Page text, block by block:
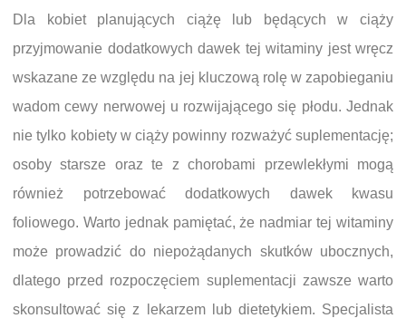
Dla kobiet planujących ciążę lub będących w ciąży
przyjmowanie dodatkowych dawek tej witaminy jest wręcz
wskazane ze względu na jej kluczową rolę w zapobieganiu
wadom cewy nerwowej u rozwijającego się płodu. Jednak
nie tylko kobiety w ciąży powinny rozważyć suplementację;
osoby starsze oraz te z chorobami przewlekłymi mogą
również potrzebować dodatkowych dawek kwasu
foliowego. Warto jednak pamiętać, że nadmiar tej witaminy
może prowadzić do niepożądanych skutków ubocznych,
dlatego przed rozpoczęciem suplementacji zawsze warto
skonsultować się z lekarzem lub dietetykiem. Specjalista